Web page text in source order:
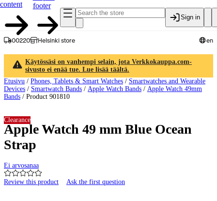
content
footer
Sign in
00220 Helsinki store en
Käytössäsi on vanhempi selain, jota Verkkokauppa.com-
sivusto ei enää tue. Lue lisää täältä.
Etusivu / Phones, Tablets & Smart Watches / Smartwatches and Wearable
Devices / Smartwatch Bands / Apple Watch Bands / Apple Watch 49mm
Bands / Product 901810
Apple Watch 49 mm Blue Ocean
Strap
Ei arvosanaa
Review this product Ask the first question
Clearance